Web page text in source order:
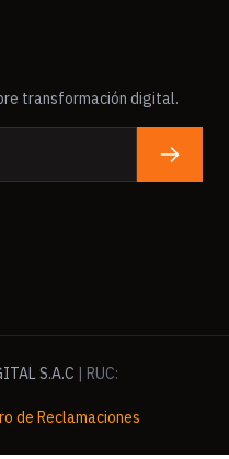
transformación digital.
S.A.C | RUC:
de Reclamaciones